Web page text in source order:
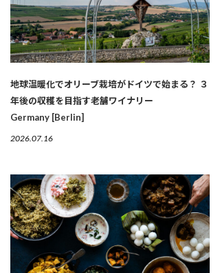
地球温暖化でオリーブ栽培がドイツで始まる？ ３
年後の収穫を目指す老舗ワイナリー
Germany [Berlin]
2026.07.16